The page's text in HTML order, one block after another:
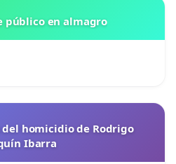
público en almagro
homicidio de Rodrigo
Ibarra